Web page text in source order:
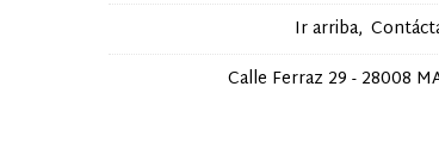
Ir arriba
Calle Ferraz 29 - 28008